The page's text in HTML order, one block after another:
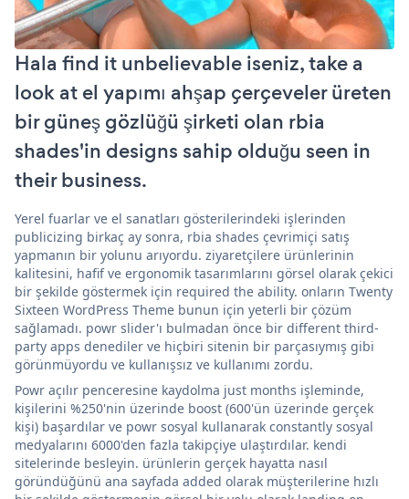
Hala find it unbelievable iseniz, take a
look at el yapımı ahşap çerçeveler üreten
bir güneş gözlüğü şirketi olan rbia
shades'in designs sahip olduğu seen in
their business.
Yerel fuarlar ve el sanatları gösterilerindeki işlerinden
publicizing birkaç ay sonra, rbia shades çevrimiçi satış
yapmanın bir yolunu arıyordu. ziyaretçilere ürünlerinin
kalitesini, hafif ve ergonomik tasarımlarını görsel olarak çekici
bir şekilde göstermek için required the ability. onların Twenty
Sixteen WordPress Theme bunun için yeterli bir çözüm
sağlamadı. powr slider'ı bulmadan önce bir different third-
party apps denediler ve hiçbiri sitenin bir parçasıymış gibi
görünmüyordu ve kullanışsız ve kullanımı zordu.
Powr açılır penceresine kaydolma just months işleminde,
kişilerini %250'nin üzerinde boost (600'ün üzerinde gerçek
kişi) başardılar ve powr sosyal kullanarak constantly sosyal
medyalarını 6000'den fazla takipçiye ulaştırdılar. kendi
sitelerinde besleyin. ürünlerin gerçek hayatta nasıl
göründüğünü ana sayfada added olarak müşterilerine hızlı